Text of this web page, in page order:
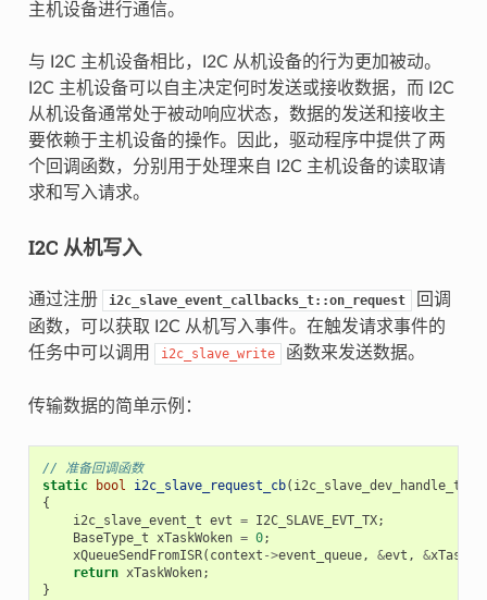
主机设备进行通信。
与 I2C 主机设备相比，I2C 从机设备的行为更加被动。
I2C 主机设备可以自主决定何时发送或接收数据，而 I2C
从机设备通常处于被动响应状态，数据的发送和接收主
要依赖于主机设备的操作。因此，驱动程序中提供了两
个回调函数，分别用于处理来自 I2C 主机设备的读取请
求和写入请求。
I2C 从机写入
通过注册 i2c_slave_event_callbacks_t::on_request
回调
函数，可以获取 I2C 从机写入事件。在触发请求事件的
任务中可以调用
i2c_slave_write 函数来发送数据。
传输数据的简单示例：
// 准备回调函数
static
bool i2c_slave_request_cb( i2c_slave_dev_handle_t
{
i2c_slave_event_t evt = I2C_SLAVE_EVT_TX;
BaseType_t xTaskWoken = 0;
xQueueSendFromISR( context ->event_queue, &evt , &
return xTaskWoken;
}